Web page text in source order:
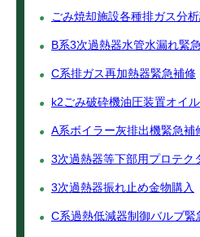
ごみ焼却施設各種排ガス分
B系3次過熱器水管水漏れ緊
C系排ガス再加熱器緊急補修
k2ごみ破砕機油圧装置オイ
A系ボイラー灰排出機緊急補
3次過熱器等下部用プロテク
3次過熱器振れ止め金物購入
C系過熱低減器制御バルブ緊